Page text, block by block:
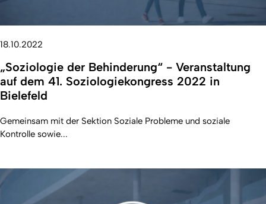
18.10.2022
„Soziologie der Behinderung“ - Veranstaltung
auf dem 41. Soziologiekongress 2022 in
Bielefeld
Gemeinsam mit der Sektion Soziale Probleme und soziale
Kontrolle sowie...